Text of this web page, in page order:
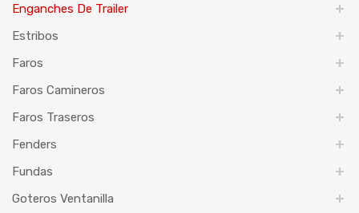
Enganches De Trailer
Estribos
Faros
Faros Camineros
Faros Traseros
Fenders
Fundas
Goteros Ventanilla